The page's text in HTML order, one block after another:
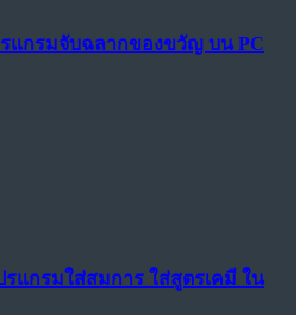
รแกรมจับฉลากของขวัญ บน PC
รแกรมใส่สมการ ใส่สูตรเคมี ใน